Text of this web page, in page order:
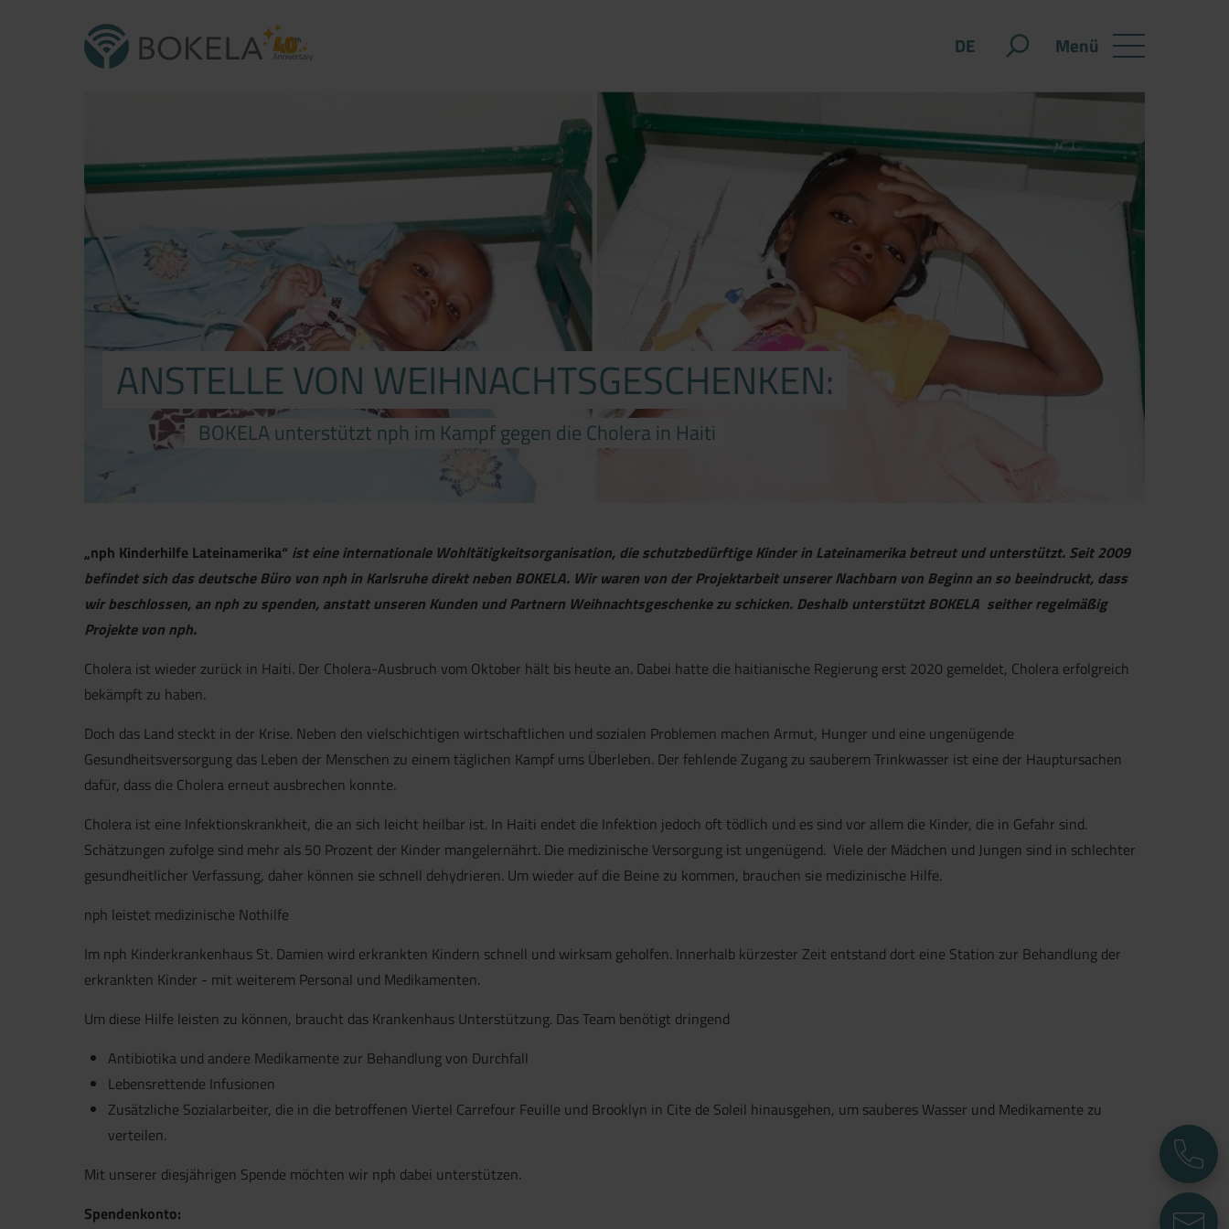
Menü
DE
ANSTELLE VON WEIHNACHTSGESCHENKEN:
BOKELA unterstützt nph im Kampf gegen die Cholera in Haiti
„nph Kinderhilfe Lateinamerika“ ist eine internationale Wohltätigkeitsorganisation, die schutzbedürftige Kinder in Lateinamerika betreut und unterstützt. Seit 2009
befindet sich das deutsche Büro von nph in Karlsruhe direkt neben BOKELA. Wir waren von der Projektarbeit unserer Nachbarn von Beginn an so beeindruckt, dass
wir beschlossen, an nph zu spenden, anstatt unseren Kunden und Partnern Weihnachtsgeschenke zu schicken. Deshalb unterstützt BOKELA seither regelmäßig
Projekte von nph.
Cholera ist wieder zurück in Haiti. Der Cholera-Ausbruch vom Oktober hält bis heute an. Dabei hatte die haitianische Regierung erst 2020 gemeldet, Cholera erfolgreich
bekämpft zu haben.
Doch das Land steckt in der Krise. Neben den vielschichtigen wirtschaftlichen und sozialen Problemen machen Armut, Hunger und eine ungenügende
Gesundheitsversorgung das Leben der Menschen zu einem täglichen Kampf ums Überleben. Der fehlende Zugang zu sauberem Trinkwasser ist eine der Hauptursachen
dafür, dass die Cholera erneut ausbrechen konnte.
Cholera ist eine Infektionskrankheit, die an sich leicht heilbar ist. In Haiti endet die Infektion jedoch oft tödlich und es sind vor allem die Kinder, die in Gefahr sind.
Schätzungen zufolge sind mehr als 50 Prozent der Kinder mangelernährt. Die medizinische Versorgung ist ungenügend. Viele der Mädchen und Jungen sind in schlechter
gesundheitlicher Verfassung, daher können sie schnell dehydrieren. Um wieder auf die Beine zu kommen, brauchen sie medizinische Hilfe.
nph leistet medizinische Nothilfe
Im nph Kinderkrankenhaus St. Damien wird erkrankten Kindern schnell und wirksam geholfen. Innerhalb kürzester Zeit entstand dort eine Station zur Behandlung der
erkrankten Kinder - mit weiterem Personal und Medikamenten.
Um diese Hilfe leisten zu können, braucht das Krankenhaus Unterstützung. Das Team benötigt dringend
Antibiotika und andere Medikamente zur Behandlung von Durchfall
Lebensrettende Infusionen
Zusätzliche Sozialarbeiter, die in die betroffenen Viertel Carrefour Feuille und Brooklyn in Cite de Soleil hinausgehen, um sauberes Wasser und Medikamente zu
verteilen.
Mit unserer diesjährigen Spende möchten wir nph dabei unterstützen.
Spendenkonto: